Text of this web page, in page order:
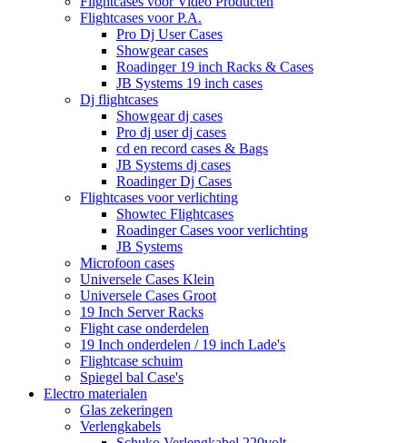
Flightcases voor P.A.
Pro Dj User Cases
Showgear cases
Roadinger 19 inch Racks & Cases
JB Systems 19 inch cases
Dj flightcases
Showgear dj cases
Pro dj user dj cases
cd en record cases & Bags
JB Systems dj cases
Roadinger Dj Cases
Flightcases voor verlichting
Showtec Flightcases
Roadinger Cases voor verlichting
JB Systems
Microfoon cases
Universele Cases Klein
Universele Cases Groot
19 Inch Server Racks
Flight case onderdelen
19 Inch onderdelen / 19 inch Lade's
Flightcase schuim
Spiegel bal Case's
Electro materialen
Glas zekeringen
Verlengkabels